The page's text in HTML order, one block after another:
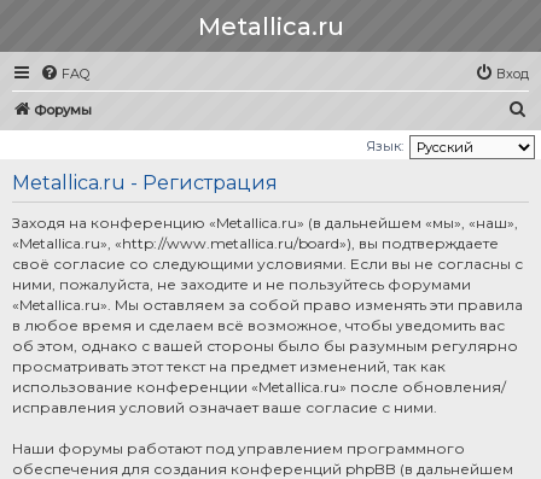
Metallica.ru
FAQ Вход
Форумы
о
Язык:
Metallica.ru - Регистрация
Заходя на конференцию «Metallica.ru» (в дальнейшем «мы», «наш»,
«Metallica.ru», «http://www.metallica.ru/board»), вы подтверждаете
своё согласие со следующими условиями. Если вы не согласны с
ними, пожалуйста, не заходите и не пользуйтесь форумами
«Metallica.ru». Мы оставляем за собой право изменять эти правила
в любое время и сделаем всё возможное, чтобы уведомить вас
об этом, однако с вашей стороны было бы разумным регулярно
просматривать этот текст на предмет изменений, так как
использование конференции «Metallica.ru» после обновления/
исправления условий означает ваше согласие с ними.
Наши форумы работают под управлением программного
обеспечения для создания конференций phpBB (в дальнейшем